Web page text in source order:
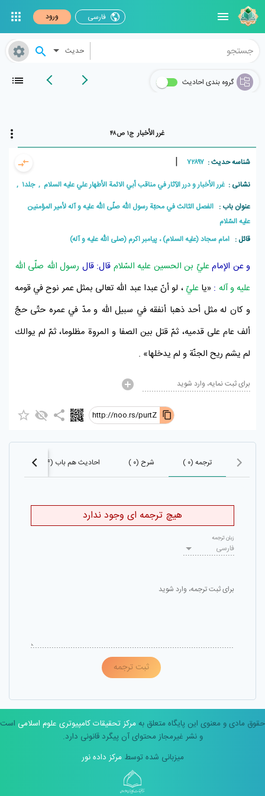
فارسی ورود
حدیث
گروه بندی احادیث
غرر الأخبار ج۱ ص۴۸
شناسه حدیث : ۷۲۸۹۷ |
نشانی : غرر الأخبار و درر الآثار في مناقب أبي الائمة الأطهار علي علیه السلام , جلد۱ , صفحه۴۸
عنوان باب : الفصل الثالث في محبّة رسول اللّه صلّى اللّه عليه و آله لأمير المؤمنين
عليه السّلام
قائل : امام سجاد (علیه السلام) ، پيامبر اکرم (صلی الله علیه و آله)
و عن الإمامعليّ بن الحسين عليه السّلام قال: قال رسول اللّه صلّى اللّه
عليه و آله : «ياعليّ ، لو أنّ عبدا عبد اللّه تعالى بمثل عمر نوحفي قومه
و كان له مثل أحد ذهبا أنفقه في سبيل اللّه و مدّ في عمره حتّى حجّ
ألف عام على قدميه، ثمّ قتل بين الصفا و المروة مظلوما، ثمّ لم يوالك
لم يشم ريح الجنّة و لم يدخلها» .
برای ثبت نمایه، وارد شوید
http://noo.rs/purtZ
ترجمه (۰ ) شرح (۰ ) احادیث هم باب (۲۴)
هیچ ترجمه ای وجود ندارد
فارسی
زبان ترجمه
برای ثبت ترجمه، وارد شوید
ثبت ترجمه
حقوق مادی و معنوی این پایگاه متعلق به مرکز تحقیقات کامپیوتری علوم اسلامی است
و نشر غیرمجاز محتوای آن پیگرد قانونی دارد.
میزبانی شده توسطمرکز داده نور